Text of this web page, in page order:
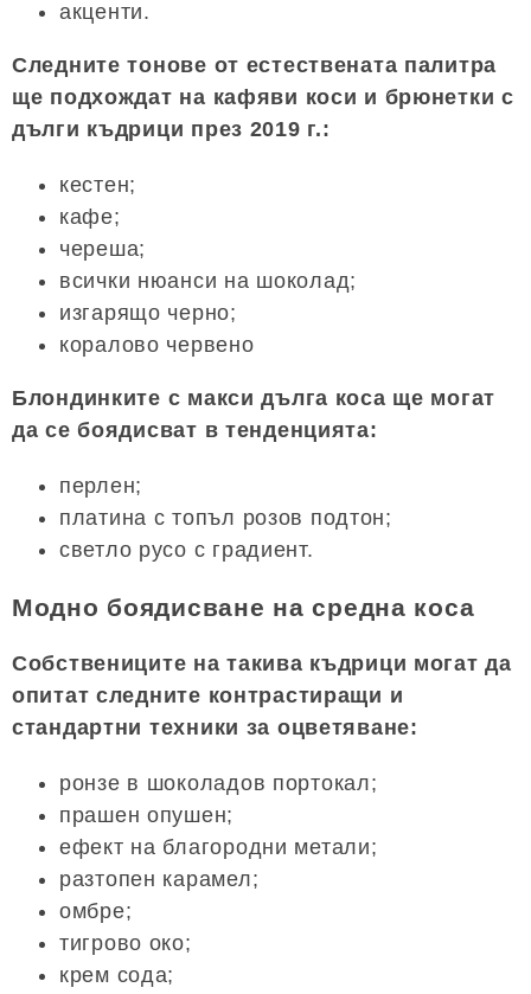
акценти.
Следните тонове от естествената палитра
ще подхождат на кафяви коси и брюнетки с
дълги къдрици през 2019 г.:
кестен;
кафе;
череша;
всички нюанси на шоколад;
изгарящо черно;
коралово червено
Блондинките с макси дълга коса ще могат
да се боядисват в тенденцията:
перлен;
платина с топъл розов подтон;
светло русо с градиент.
Модно боядисване на средна коса
Собствениците на такива къдрици могат да
опитат следните контрастиращи и
стандартни техники за оцветяване:
ронзе в шоколадов портокал;
прашен опушен;
ефект на благородни метали;
разтопен карамел;
омбре;
тигрово око;
крем сода;